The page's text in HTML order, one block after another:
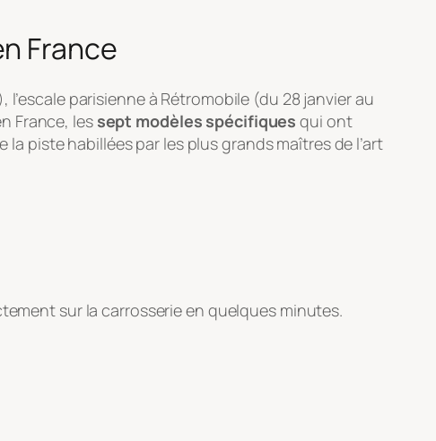
France
parisienne à Rétromobile (du 28 janvier au
France, les sept modèles spécifiques qui ont
piste habillées par les plus grands maîtres de l’art
sur la carrosserie en quelques minutes.